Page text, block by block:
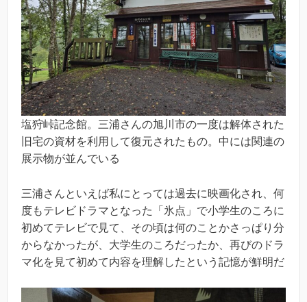
塩狩峠記念館。三浦さんの旭川市の一度は解体された
旧宅の資材を利用して復元されたもの。中には関連の
展示物が並んでいる
三浦さんといえば私にとっては過去に映画化され、何
度もテレビドラマとなった「氷点」で小学生のころに
初めてテレビで見て、その頃は何のことかさっぱり分
からなかったが、大学生のころだったか、再びのドラ
マ化を見て初めて内容を理解したという記憶が鮮明だ